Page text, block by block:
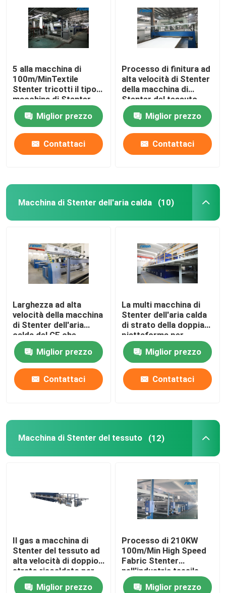
Circa noi
Giro della fabbrica
Contattici
Richieda una citazione
macchina dello stenter del tessuto
Macchina della regolazione di calore del tessuto
Rifinitrice del tessuto
Macchina della struttura dello stenditoio
5 alla macchina di
100m/MinTextile
Stenter tricotti il tipo
macchina di Stenter
dell'aria calda del
vaporeMiglior prezzo
Contattaci
Processo di finitura ad
alta velocità di Stenter
della macchina di
Stenter del tessuto
dell'olio termico del
poliestereMiglior prezzo
Contattaci
Macchina di Stenter dell'aria calda (10)
Larghezza ad alta
velocità della macchina
di Stenter dell'aria
calda del CE che
tricotta tessuto che
finisce 2400mm
Miglior prezzo
Contattaci
La multi macchina di
Stenter dell'aria calda
di strato della doppia
piattaforma per
tricotta i tessuti
Miglior prezzo
Contattaci
Macchina di Stenter del tessuto (12)
Il gas a macchina di
Stenter del tessuto ad
alta velocità di doppio
strato riscaldato per
tricotta il tessuto
Miglior prezzo
Processo di 210KW
100m/Min High Speed
Fabric Stenter
nell'industria tessile
2800mm
Miglior prezzo